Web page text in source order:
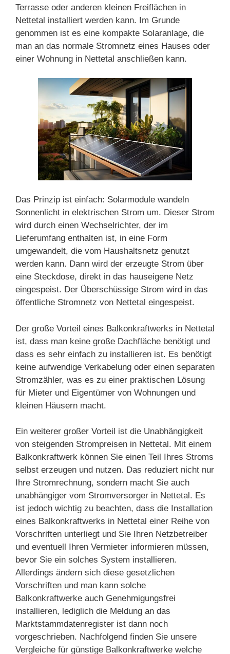
Terrasse oder anderen kleinen Freiflächen in
Nettetal installiert werden kann. Im Grunde
genommen ist es eine kompakte Solaranlage, die
man an das normale Stromnetz eines Hauses oder
einer Wohnung in Nettetal anschließen kann.
Das Prinzip ist einfach: Solarmodule wandeln
Sonnenlicht in elektrischen Strom um. Dieser Strom
wird durch einen Wechselrichter, der im
Lieferumfang enthalten ist, in eine Form
umgewandelt, die vom Haushaltsnetz genutzt
werden kann. Dann wird der erzeugte Strom über
eine Steckdose, direkt in das hauseigene Netz
eingespeist. Der Überschüssige Strom wird in das
öffentliche Stromnetz von Nettetal eingespeist.
Der große Vorteil eines Balkonkraftwerks in Nettetal
ist, dass man keine große Dachfläche benötigt und
dass es sehr einfach zu installieren ist. Es benötigt
keine aufwendige Verkabelung oder einen separaten
Stromzähler, was es zu einer praktischen Lösung
für Mieter und Eigentümer von Wohnungen und
kleinen Häusern macht.
Ein weiterer großer Vorteil ist die Unabhängigkeit
von steigenden Strompreisen in Nettetal. Mit einem
Balkonkraftwerk können Sie einen Teil Ihres Stroms
selbst erzeugen und nutzen. Das reduziert nicht nur
Ihre Stromrechnung, sondern macht Sie auch
unabhängiger vom Stromversorger in Nettetal. Es
ist jedoch wichtig zu beachten, dass die Installation
eines Balkonkraftwerks in Nettetal einer Reihe von
Vorschriften unterliegt und Sie Ihren Netzbetreiber
und eventuell Ihren Vermieter informieren müssen,
bevor Sie ein solches System installieren.
Allerdings ändern sich diese gesetzlichen
Vorschriften und man kann solche
Balkonkraftwerke auch Genehmigungsfrei
installieren, lediglich die Meldung an das
Marktstammdatenregister ist dann noch
vorgeschrieben. Nachfolgend finden Sie unsere
Vergleiche für günstige Balkonkraftwerke welche